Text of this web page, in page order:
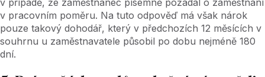
v pracovním poměru. Na tuto odpověď má však nárok
pouze takový dohodář, který v předchozích 12 měsících v
souhrnu u zaměstnavatele působil po dobu nejméně 180
dní.